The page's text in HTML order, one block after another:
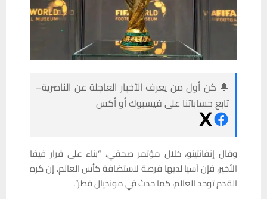
🔔 كن أول من يعرف الأخبار العاجلة عن الناصرية–
تابع حساباتنا على فيسبوك أو أكس
وقال إنفانتينو، خلال مؤتمر صحفي، “بناء على قرار فيفا
الأخير، فإن آسيا لديها فرصة لاستضافة كأس العالم. إن كرة
القدم توحد العالم، كما حدث في مونديال قطر”.